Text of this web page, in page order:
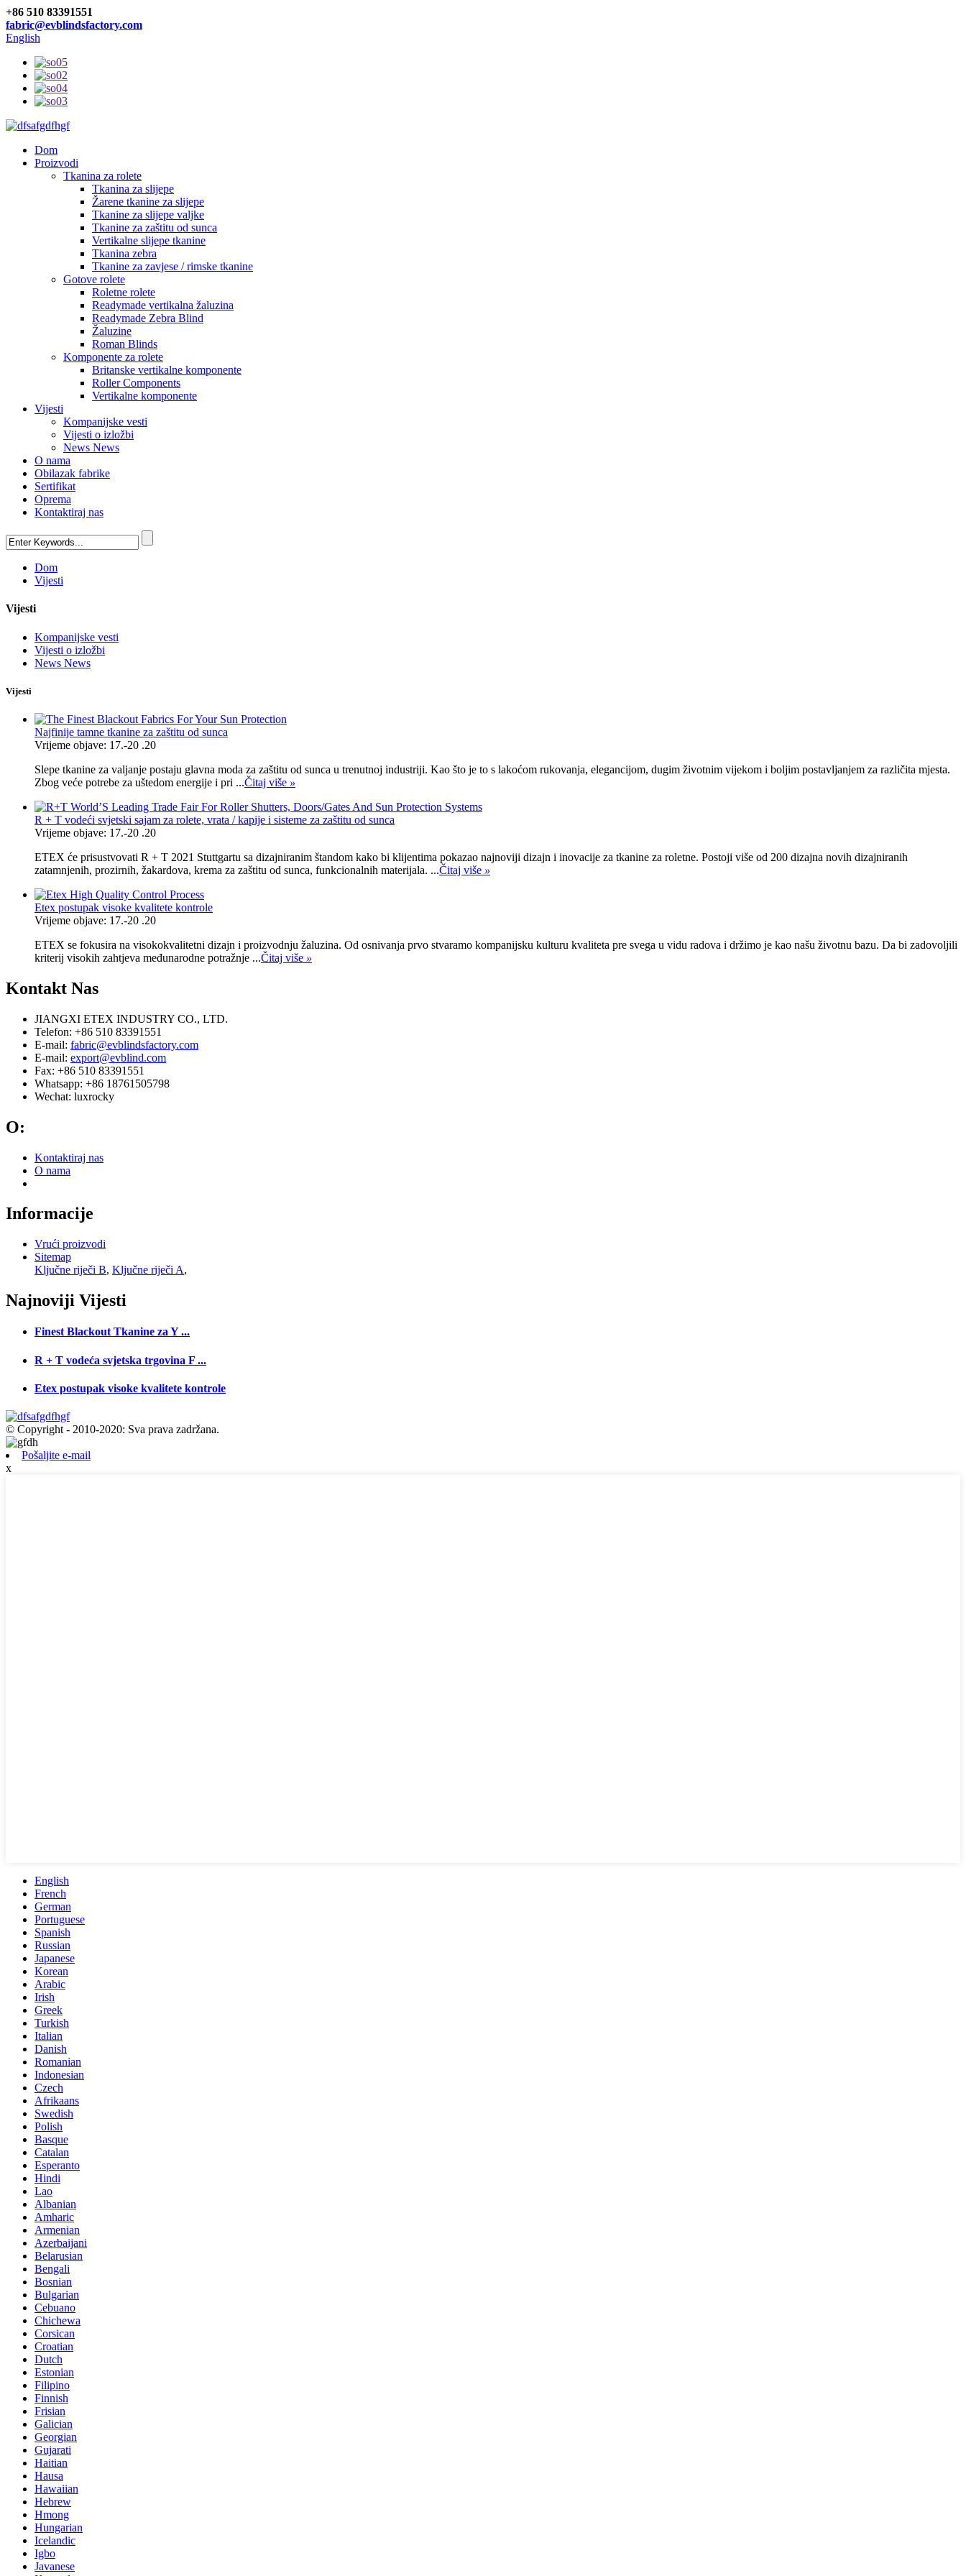
+86 510 83391551
fabric@evblindsfactory.com
English
Dom
Proizvodi
Tkanina za rolete
Tkanina za slijepe
Žarene tkanine za slijepe
Tkanine za slijepe valjke
Tkanine za zaštitu od sunca
Vertikalne slijepe tkanine
Tkanina zebra
Tkanine za zavjese / rimske tkanine
Gotove rolete
Roletne rolete
Readymade vertikalna žaluzina
Readymade Zebra Blind
Žaluzine
Roman Blinds
Komponente za rolete
Britanske vertikalne komponente
Roller Components
Vertikalne komponente
Vijesti
Kompanijske vesti
Vijesti o izložbi
News News
O nama
Obilazak fabrike
Sertifikat
Oprema
Kontaktiraj nas
Dom
Vijesti
Vijesti
Kompanijske vesti
Vijesti o izložbi
News News
Vijesti
Najfinije tamne tkanine za zaštitu od sunca
Vrijeme objave: 17.-20 .20
Slepe tkanine za valjanje postaju glavna moda za zaštitu od sunca u trenutnoj industriji. Kao što je to s lakoćom rukovanja, elegancijom, dugim životnim vijekom i boljim postavljanjem za različita mjesta.
Zbog veće potrebe za uštedom energije i pri ...Čitaj više »
R + T vodeći svjetski sajam za rolete, vrata / kapije i sisteme za zaštitu od sunca
Vrijeme objave: 17.-20 .20
ETEX će prisustvovati R + T 2021 Stuttgartu sa dizajniranim štandom kako bi klijentima pokazao najnoviji dizajn i inovacije za tkanine za roletne. Postoji više od 200 dizajna novih dizajniranih
zatamnjenih, prozirnih, žakardova, krema za zaštitu od sunca, funkcionalnih materijala. ...Čitaj više »
Etex postupak visoke kvalitete kontrole
Vrijeme objave: 17.-20 .20
ETEX se fokusira na visokokvalitetni dizajn i proizvodnju žaluzina. Od osnivanja prvo stvaramo kompanijsku kulturu kvaliteta pre svega u vidu radova i držimo je kao našu životnu bazu. Da bi zadovoljili
kriterij visokih zahtjeva međunarodne potražnje ...Čitaj više »
Kontakt Nas
JIANGXI ETEX INDUSTRY CO., LTD.
Telefon: +86 510 83391551
E-mail: fabric@evblindsfactory.com
E-mail: export@evblind.com
Fax: +86 510 83391551
Whatsapp: +86 18761505798
Wechat: luxrocky
O:
Kontaktiraj nas
O nama
Informacije
Vrući proizvodi
Sitemap
Ključne riječi B, Ključne riječi A,
Najnoviji Vijesti
Finest Blackout Tkanine za Y ...
R + T vodeća svjetska trgovina F ...
Etex postupak visoke kvalitete kontrole
© Copyright - 2010-2020: Sva prava zadržana.
Pošaljite e-mail
x
English
French
German
Portuguese
Spanish
Russian
Japanese
Korean
Arabic
Irish
Greek
Turkish
Italian
Danish
Romanian
Indonesian
Czech
Afrikaans
Swedish
Polish
Basque
Catalan
Esperanto
Hindi
Lao
Albanian
Amharic
Armenian
Azerbaijani
Belarusian
Bengali
Bosnian
Bulgarian
Cebuano
Chichewa
Corsican
Croatian
Dutch
Estonian
Filipino
Finnish
Frisian
Galician
Georgian
Gujarati
Haitian
Hausa
Hawaiian
Hebrew
Hmong
Hungarian
Icelandic
Igbo
Javanese